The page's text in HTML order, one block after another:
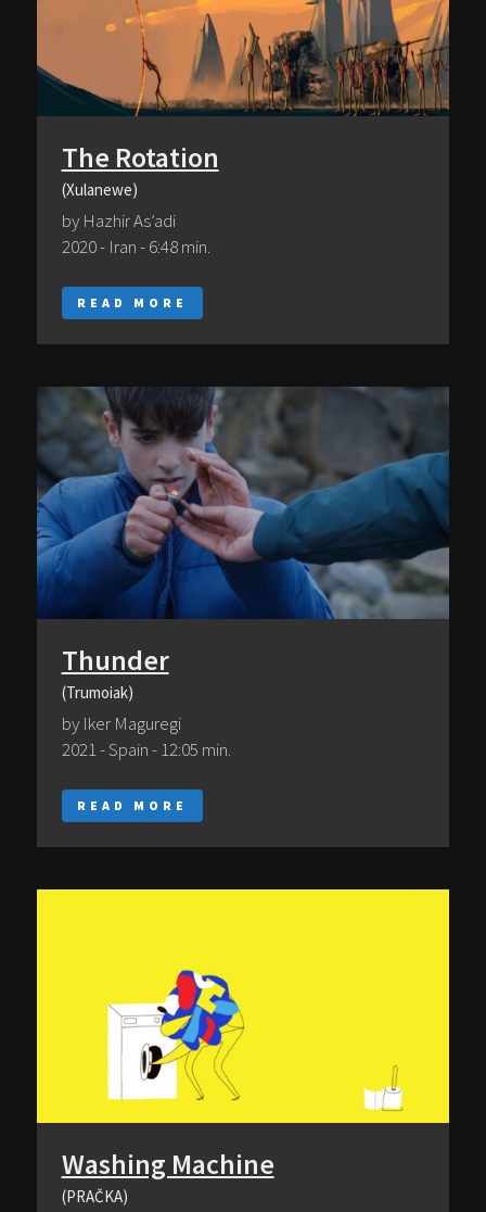
The Rotation
(Xulanewe)
by Hazhir As’adi
2020 - Iran - 6:48 min.
READ MORE
Thunder
(Trumoiak)
by Iker Maguregi
2021 - Spain - 12:05 min.
READ MORE
Washing Machine
(PRAČKA)